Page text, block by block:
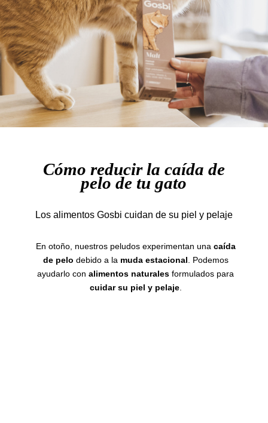
Cómo reducir la caída de
pelo de tu gato
Los alimentos Gosbi cuidan de su piel y pelaje
En otoño, nuestros peludos experimentan una caída
de pelo debido a la muda estacional. Podemos
ayudarlo conalimentos naturales formulados para
cuidar su piel y pelaje.